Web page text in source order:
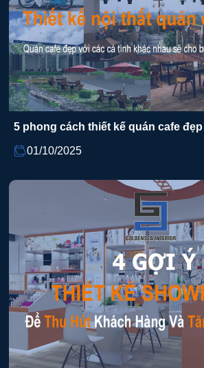
5 phong cách thiết kế quán cafe
01/10/2025